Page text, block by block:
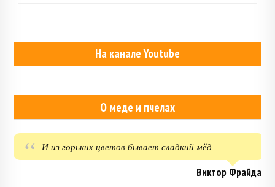
На канале Youtube
О меде и пчелах
И из горьких цветов бывает сладкий мёд
Виктор Фрайда